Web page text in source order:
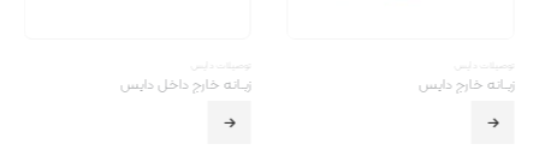
توصیلات دایس
زبـانه خارج دایس
توصیلات دایس
زبـانه خارج داخل دایس